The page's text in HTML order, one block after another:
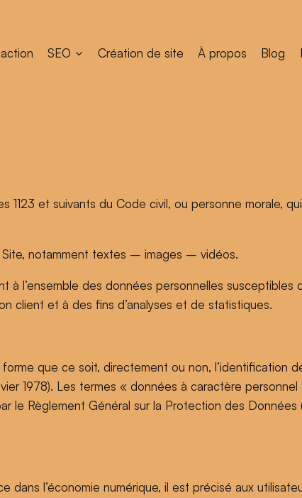
SEO Création de site À propos Blog
et suivants du Code civil, ou personne morale,
Site, notamment textes – images – vidéos.
l’ensemble des données personnelles susceptibles
client et à des fins d’analyses et de statistiques.
que ce soit, directement ou non, l’identification
1978). Les termes « données à caractère
Règlement Général sur la Protection des Données
l’économie numérique, il est précisé aux